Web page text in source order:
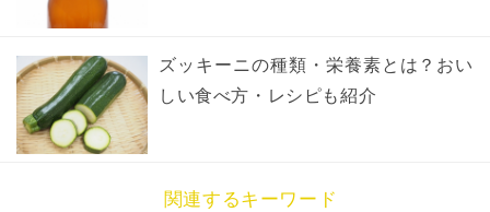
ズッキーニの種類・栄養素とは？おい
しい食べ方・レシピも紹介
関連するキーワード